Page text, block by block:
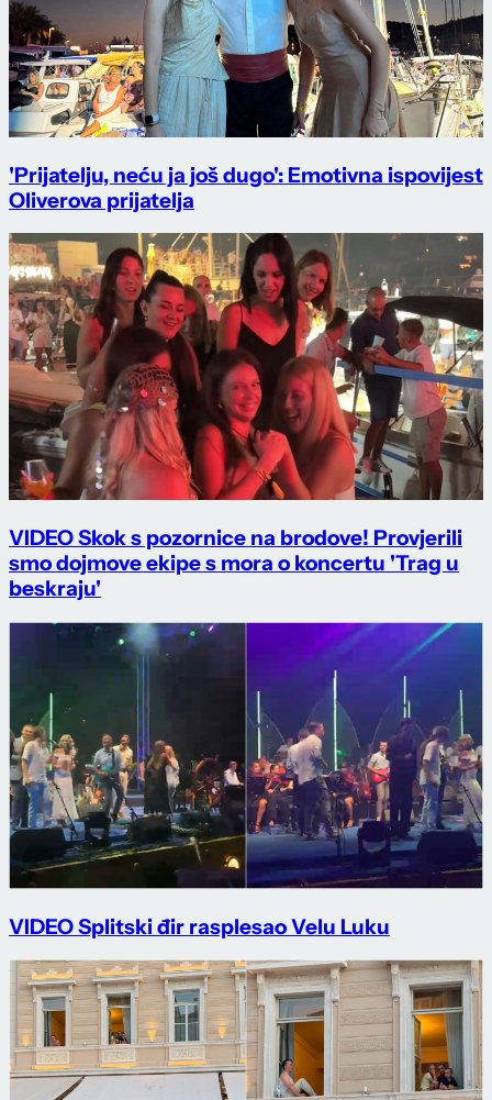
'Prijatelju, neću ja još dugo': Emotivna ispovijest
Oliverova prijatelja
VIDEO Skok s pozornice na brodove! Provjerili
smo dojmove ekipe s mora o koncertu 'Trag u
beskraju'
VIDEO Splitski đir rasplesao Velu Luku